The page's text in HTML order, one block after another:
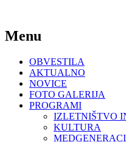
DU Slovenske
Za bogato
Menu
Skip
content
OBVESTILA
AKTUALNO
NOVICE
FOTO GALERIJA
PROGRAMI
IZLETNIŠTVO
KULTURA